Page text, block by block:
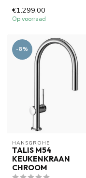
uitloop met
ho...
€1.299,00
Op voorraad
-8%
HANSGROHE
TALIS M54
KEUKENKRAAN
CHROOM